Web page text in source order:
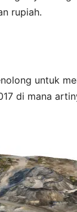
rupiah.
untuk
di mana